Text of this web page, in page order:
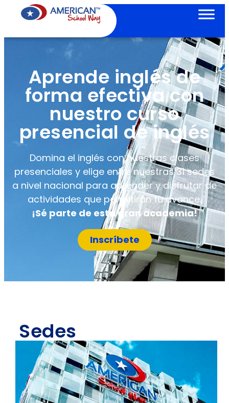
Aprende inglés de
forma efectiva con
nuestro curso
presencial de inglés
Domina el inglés con nuestras clases
presenciales y elige entre nuestras 31 sedes
a nivel nacional para aprender y disfrutar de
actividades que permitirán tu avance.
¡Sé parte de esta gran academia!
Inscríbete
Sedes